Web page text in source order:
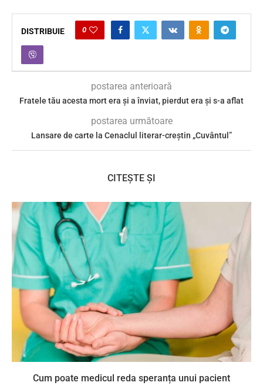
DISTRIBUIE 0
postarea anterioară
Fratele tău acesta mort era şi a înviat, pierdut era şi s-a aflat
postarea următoare
Lansare de carte la Cenaclul literar-creștin „Cuvântul”
CITEȘTE ȘI
Cum poate medicul reda speranța unui pacient